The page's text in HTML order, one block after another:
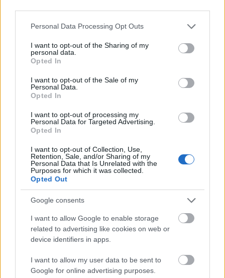
Please note that this website/app uses one or more Google
not limited to your visit or usage behaviour. You may click to
grant or deny consent to Google and its third-party tags to
use your data for below specified purposes in below Google
consent section.
Personal Data Processing Opt Outs
I want to opt-out of the Sharing of my
personal data.
Opted In
I want to opt-out of the Sale of my
Personal Data.
Opted In
I want to opt-out of processing my
Personal Data for Targeted Advertising.
Opted In
I want to opt-out of Collection, Use,
Retention, Sale, and/or Sharing of my
Personal Data that Is Unrelated with the
Purposes for which it was collected.
Opted Out
Google consents
I want to allow Google to enable storage
related to advertising like cookies on web or
device identifiers in apps.
I want to allow my user data to be sent to
Google for online advertising purposes.
Paks II.: Mit jelent az 5. blokk új
mérföldköve a felülvizsgálat
árnyékában?
AJÁNLJUK MÉG
Helyi hírek
Fáklyafényben tárul fel Székesfehérvár történelmi
belvárosa
Országos hírek